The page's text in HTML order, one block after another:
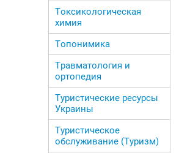
Токсикологическая
химия
Топонимика
Травматология и
ортопедия
Туристические ресурсы
Украины
Туристическое
обслуживание (Туризм)